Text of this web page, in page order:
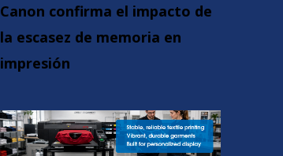
Canon confirma el impacto de
la escasez de memoria en
impresión